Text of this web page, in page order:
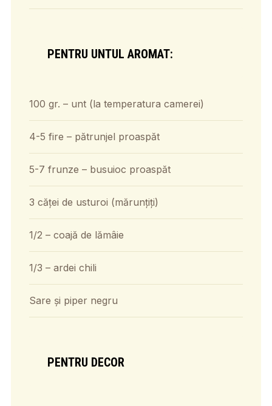
PENTRU UNTUL AROMAT:
100 gr. – unt (la temperatura camerei)
4-5 fire – pătrunjel proaspăt
5-7 frunze – busuioc proaspăt
3 căței de usturoi (mărunțiți)
1/2 – coajă de lămâie
1/3 – ardei chili
Sare și piper negru
PENTRU DECOR